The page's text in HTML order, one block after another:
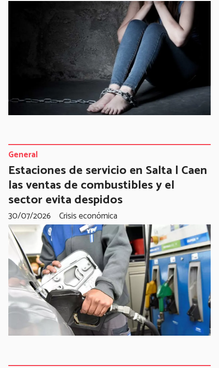
Estaciones de servicio en Salta | Caen
las ventas de combustibles y el
sector evita despidos
Crisis económica
General
30/07/2026